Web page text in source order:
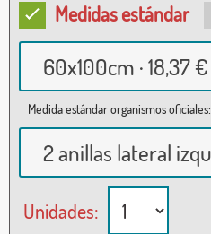
Medidas estándar
60x100cm · 18,37 €
Medida estándar organismos
2 anillas lateral
Unidades: